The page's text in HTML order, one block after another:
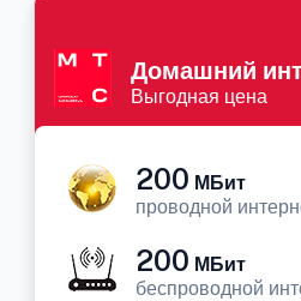
Домашний
Выгодная цена
200 МБит
проводной
200 МБит
беспроводной